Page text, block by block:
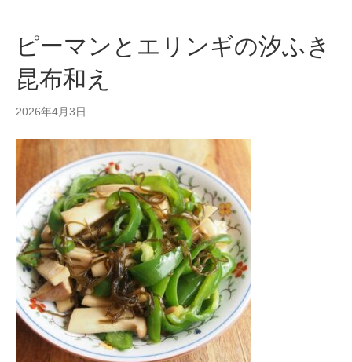
ピーマンとエリンギの汐ふき
昆布和え
2026年4月3日